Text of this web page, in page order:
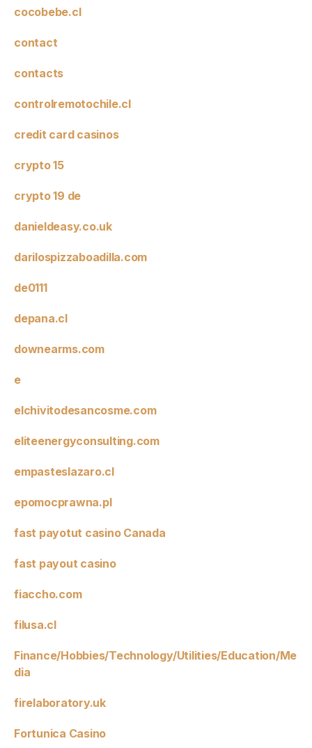
cocobebe.cl
contact
contacts
controlremotochile.cl
credit card casinos
crypto 15
crypto 19 de
danieldeasy.co.uk
darilospizzaboadilla.com
de0111
depana.cl
downearms.com
e
elchivitodesancosme.com
eliteenergyconsulting.com
empasteslazaro.cl
epomocprawna.pl
fast payotut casino Canada
fast payout casino
fiaccho.com
filusa.cl
Finance/Hobbies/Technology/Utilities/Education/Me
dia
firelaboratory.uk
Fortunica Casino